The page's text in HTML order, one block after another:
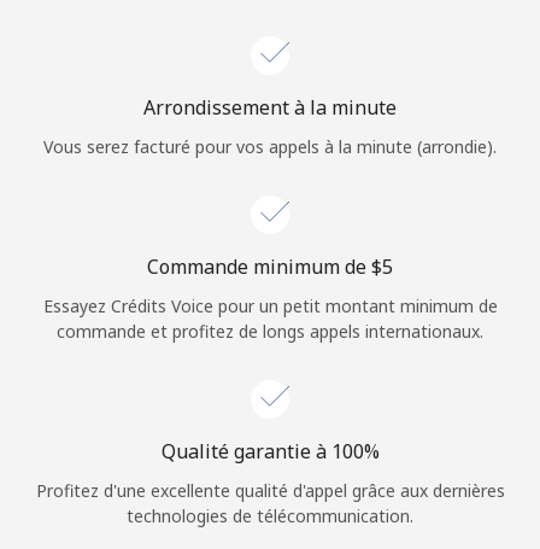
ou
Continue avec
Arrondissement à la minute
Vous serez facturé pour vos appels à la minute (arrondie).
Commande minimum de ⁦$5⁩
Essayez Crédits Voice pour un petit montant minimum de
commande et profitez de longs appels internationaux.
Qualité garantie à 100%
Profitez d'une excellente qualité d'appel grâce aux dernières
technologies de télécommunication.